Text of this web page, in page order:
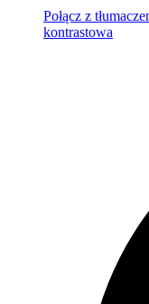
Połącz z
kontrastowa